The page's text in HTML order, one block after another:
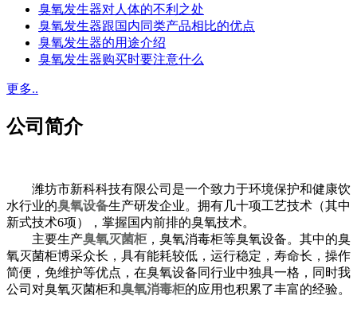
臭氧发生器对人体的不利之处
臭氧发生器跟国内同类产品相比的优点
臭氧发生器的用途介绍
臭氧发生器购买时要注意什么
更多..
公司简介
潍坊市新科科技有限公司是一个致力于环境保护和健康饮
水行业的臭氧设备生产研发企业。拥有几十项工艺技术（其中
新式技术6项），掌握国内前排的臭氧技术。
主要生产臭氧灭菌柜，臭氧消毒柜等臭氧设备。其中的臭
氧灭菌柜博采众长，具有能耗较低，运行稳定，寿命长，操作
简便，免维护等优点，在臭氧设备同行业中独具一格，同时我
公司对臭氧灭菌柜和臭氧消毒柜的应用也积累了丰富的经验。